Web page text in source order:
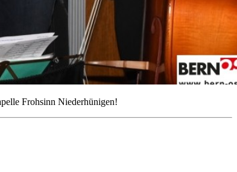
Frohsinn Niederhünigen!